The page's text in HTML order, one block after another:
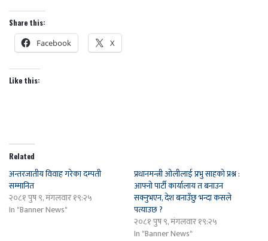
Share this:
Facebook X
Like this:
Related
अन्तरजातीय विवाह गरेका दम्पती
सम्मानित
२०८१ पुष ९, मंगलवार १९:२५
In "Banner News"
प्रधानमन्त्री ओलीलाई प्रभु साहको प्रश्न :
आफ्नो पार्टी कार्यालाय त बनाउन
सक्नुभएन, देश बनाउँछु भन्दा कसले
पत्याउछ ?
२०८१ पुष ९, मंगलवार १९:२५
In "Banner News"